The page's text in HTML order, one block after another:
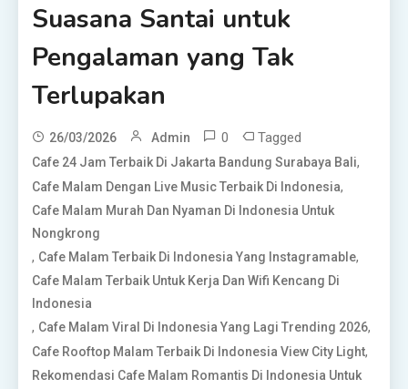
Suasana Santai untuk
Pengalaman yang Tak
Terlupakan
26/03/2026 Admin 0 Tagged
Cafe 24 Jam Terbaik Di Jakarta Bandung Surabaya Bali,
Cafe Malam Dengan Live Music Terbaik Di Indonesia,
Cafe Malam Murah Dan Nyaman Di Indonesia Untuk
Nongkrong
, Cafe Malam Terbaik Di Indonesia Yang Instagramable,
Cafe Malam Terbaik Untuk Kerja Dan Wifi Kencang Di
Indonesia
, Cafe Malam Viral Di Indonesia Yang Lagi Trending 2026,
Cafe Rooftop Malam Terbaik Di Indonesia View City Light,
Rekomendasi Cafe Malam Romantis Di Indonesia Untuk